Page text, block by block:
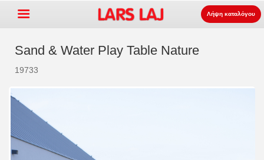
εξοπλισμός παιδότοπων
Πάρκο και επίπλωση δρόμου
Ο αθλητισμός εξοπλισμός
επιφάνεια
Λήψη καταλόγου
Sand & Water Play Table Nature
19733